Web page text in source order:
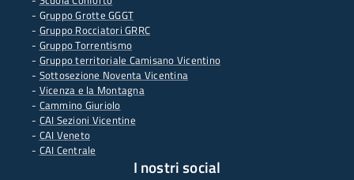
- Gruppo Grotte GGGT
- Gruppo Rocciatori GRRC
- Gruppo Torrentismo
- Gruppo territoriale Camisano Vicentino
- Sottosezione Noventa Vicentina
- Vicenza e la Montagna
- Cammino Giuriolo
- CAI Sezioni Vicentine
- CAI Veneto
- CAI Centrale
I nostri social